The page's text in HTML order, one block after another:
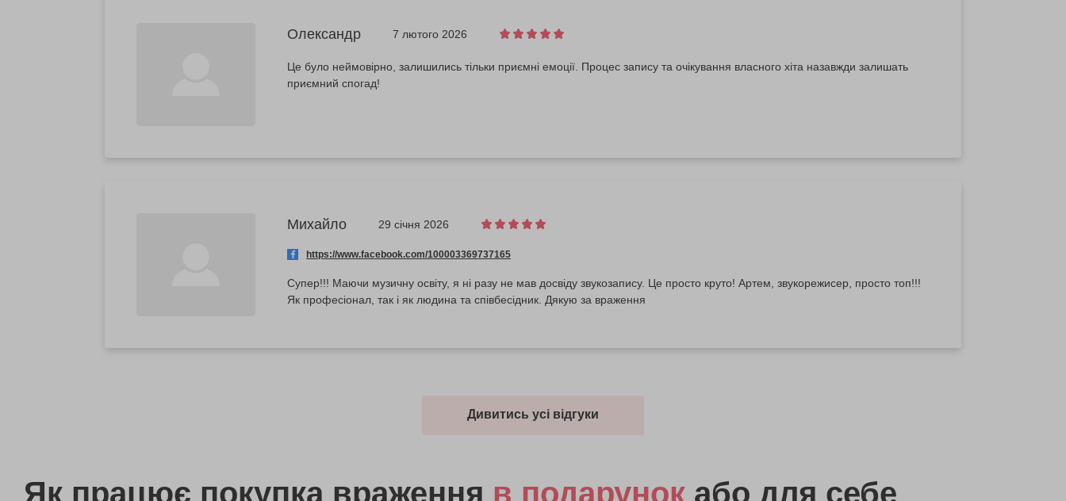
Олександр 7 лютого 2026
Це було неймовірно, залишились тільки приємні емоції. Процес запису та очікування власного хіта назавжди залишать
приємний спогад!
Михайло 29 січня 2026
https://www.facebook.com/100003369737165
Супер!!! Маючи музичну освіту, я ні разу не мав досвіду звукозапису. Це просто круто! Артем, звукорежисер, просто топ!!!
Як професіонал, так і як людина та співбесідник. Дякую за враження
Дивитись усі відгуки
Як працює покупка враження в подарунок або для себе